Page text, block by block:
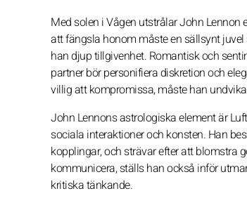
Med solen i Vågen utstrålar John
att fängsla honom måste en sällsynt
han djup tillgivenhet. Romantisk och
partner bör personifiera diskretion och
villig att kompromissa, måste han
John Lennons astrologiska element är
sociala interaktioner och konsten. Han
kopplingar, och strävar efter att blomstra
kommunicera, ställs han också inför
kritiska tänkande.